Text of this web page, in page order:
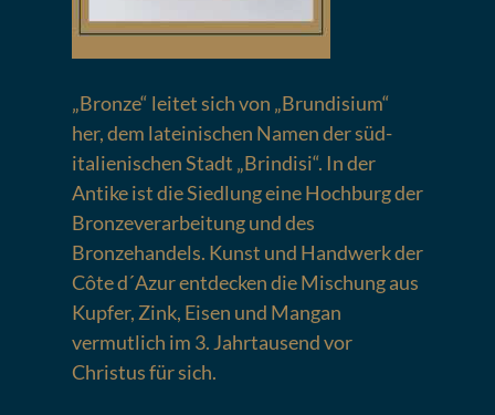
„Bronze“ leitet sich von „Brundisium“
her, dem lateinischen Namen der süd-
italienischen Stadt „Brindisi“. In der
Antike ist die Siedlung eine Hochburg der
Bronzeverarbeitung und des
Bronzehandels. Kunst und Handwerk der
Côte d´Azur entdecken die Mischung aus
Kupfer, Zink, Eisen und Mangan
vermutlich im 3. Jahrtausend vor
Christus für sich.